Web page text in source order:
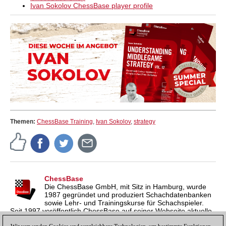
Kostenloses Beispielvideo:Introduction
Colour Reversed
Ivan Sokolov ChessBase player profile
Themen: ChessBase Training, Ivan Sokolov, strategy
ChessBase
Die ChessBase GmbH, mit Sitz in Hamburg, wurde
1987 gegründet und produziert Schachdatenbanken
sowie Lehr- und Trainingskurse für Schachspieler.
Seit 1997 veröffentlich ChessBase auf seiner Webseite aktuelle